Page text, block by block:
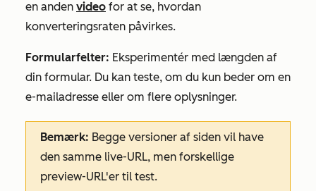
en anden video for at se, hvordan
konverteringsraten påvirkes.
Formularfelter: Eksperimentér med længden af
din formular. Du kan teste, om du kun beder om en
e-mailadresse eller om flere oplysninger.
Bemærk: Begge versioner af siden vil have
den samme live-URL, men forskellige
preview-URL'er til test.